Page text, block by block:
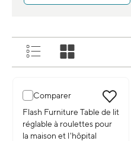
Comparer
Image du produit: Flash
Flash Furniture Table de lit
réglable à roulettes pour
la maison et l'hôpital